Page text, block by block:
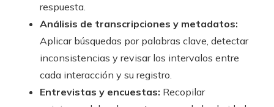
respuesta.
Análisis de transcripciones y metadatos:
Aplicar búsquedas por palabras clave, detectar
inconsistencias y revisar los intervalos entre
cada interacción y su registro.
Entrevistas y encuestas: Recopilar